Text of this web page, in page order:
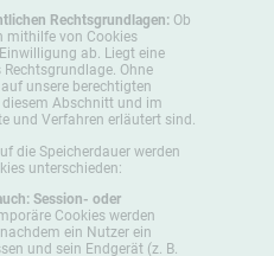
Rechtsgrundlagen: Ob
mithilfe von Cookies
ab. Liegt eine
Ohne
unsere berechtigten
diesem Abschnitt und im
und Verfahren erläutert sind.
die Speicherdauer werden
unterschieden:
Session- oder
Cookies werden
ein Nutzer ein
und sein Endgerät (z. B.